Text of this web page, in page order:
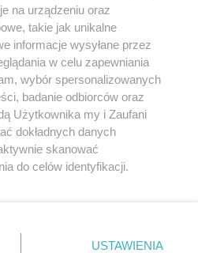
regulamin korzystania z portali
Skontakuj sięz nami
Kontakt
Wydawca
Redakcja
na urządzeniu oraz
takie jak unikalne
informacje wysyłane przez
w celu zapewniania
wybór spersonalizowanych
badanie odbiorców oraz
Użytkownika my i Zaufani
dokładnych danych
skanować
do celów identyfikacji.
ustawień prywatności
USTAWIENIA